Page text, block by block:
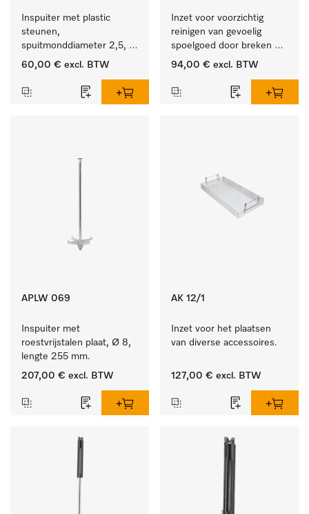
Inspuiter met plastic
steunen,
spuitmonddiameter 2,5,
lengte 80 mm, 5 stuks.
60,00 € excl. BTW
Inzet voor voorzichtig
reinigen van gevoelig
spoelgoed door breken
reinigingsstraal.
94,00 € excl. BTW
APLW 069
Inspuiter met
roestvrijstalen plaat, Ø 8,
lengte 255 mm.
207,00 € excl. BTW
AK 12/1
Inzet voor het plaatsen
van diverse accessoires.
127,00 € excl. BTW